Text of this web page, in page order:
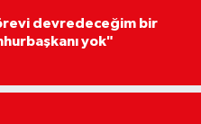
devredeceğim bir
yok"